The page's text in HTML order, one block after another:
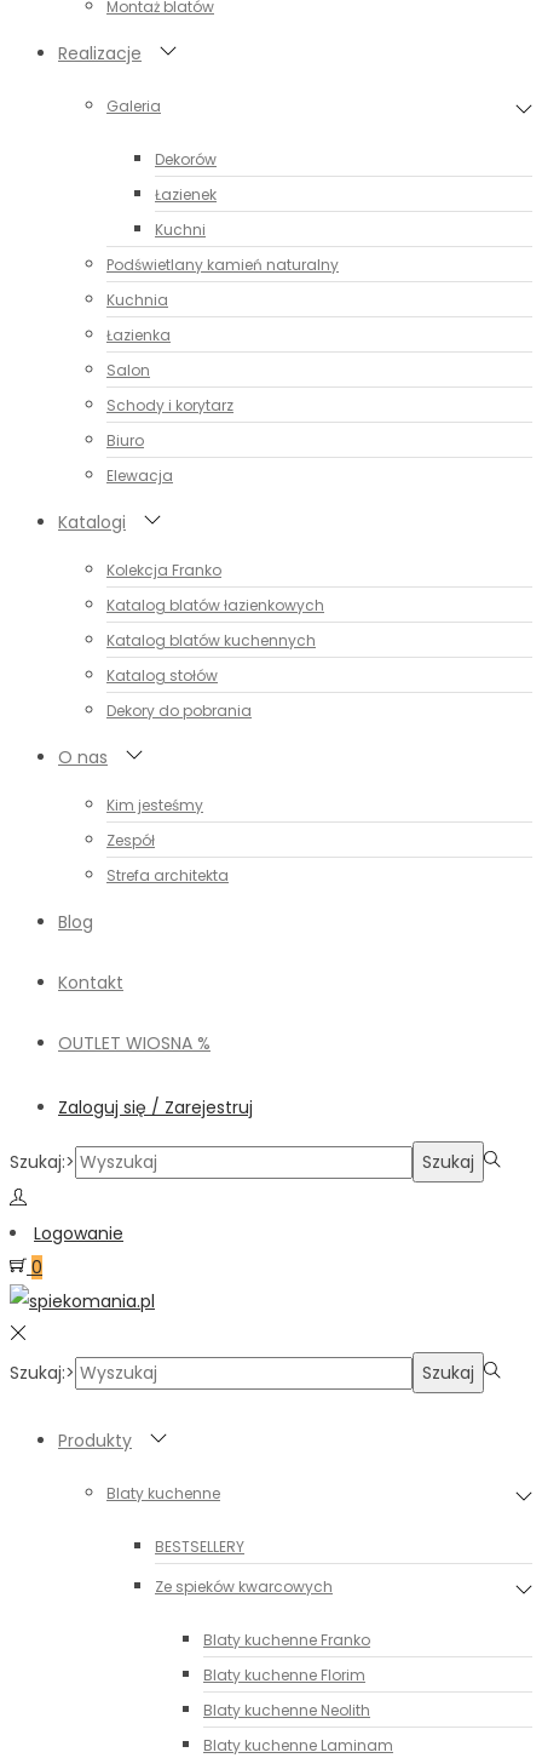
Montaż blatów
Realizacje
Galeria
Dekorów
Łazienek
Kuchni
Podświetlany kamień naturalny
Kuchnia
Łazienka
Salon
Schody i korytarz
Biuro
Elewacja
Katalogi
Kolekcja Franko
Katalog blatów łazienkowych
Katalog blatów kuchennych
Katalog stołów
Dekory do pobrania
O nas
Kim jesteśmy
Zespół
Strefa architekta
Blog
Kontakt
OUTLET WIOSNA %
Zaloguj się / Zarejestruj
Szukaj:> Szukaj
Logowanie
0
Szukaj:> Szukaj
Produkty
Blaty kuchenne
BESTSELLERY
Ze spieków kwarcowych
Blaty kuchenne Franko
Blaty kuchenne Florim
Blaty kuchenne Neolith
Blaty kuchenne Laminam